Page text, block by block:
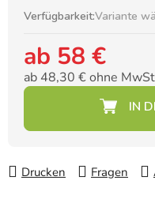
Verfügbarkeit:Variante
ab 58 €
ab 48,30 €ohne
Drucken Fragen